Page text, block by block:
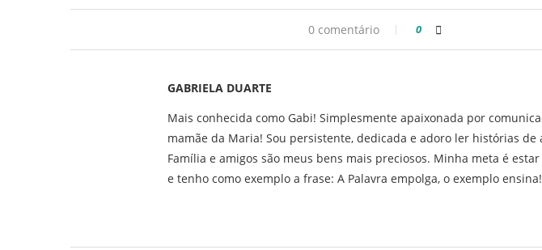
0 comentário 0
GABRIELA DUARTE
Mais conhecida como Gabi! Simplesmente apaixonada por
mamãe da Maria! Sou persistente, dedicada e adoro ler histórias
Família e amigos são meus bens mais preciosos. Minha meta é
e tenho como exemplo a frase: A Palavra empolga, o exemplo ensina!